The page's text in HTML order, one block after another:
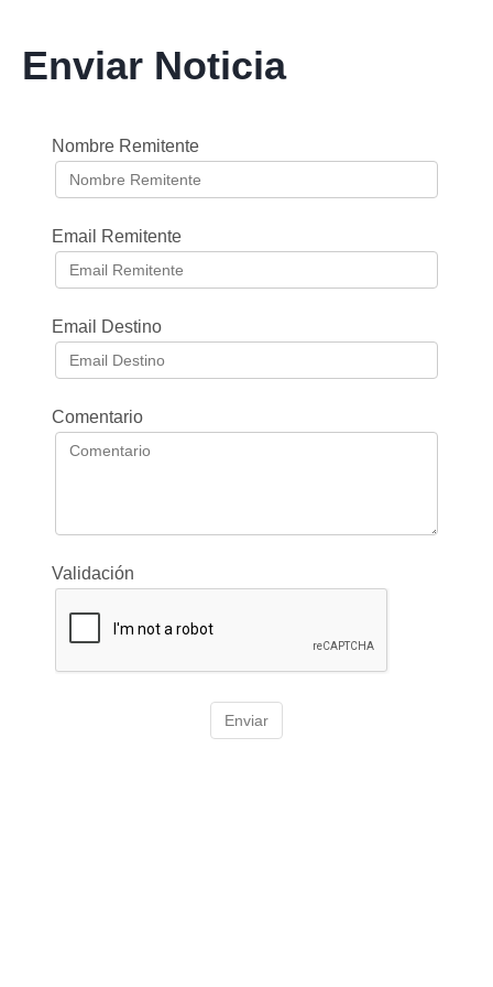
Enviar Noticia
Nombre Remitente
Email Remitente
Email Destino
Comentario
Validación